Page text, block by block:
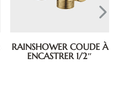
RAINSHOWER COUDE À
ENCASTRER 1/2″